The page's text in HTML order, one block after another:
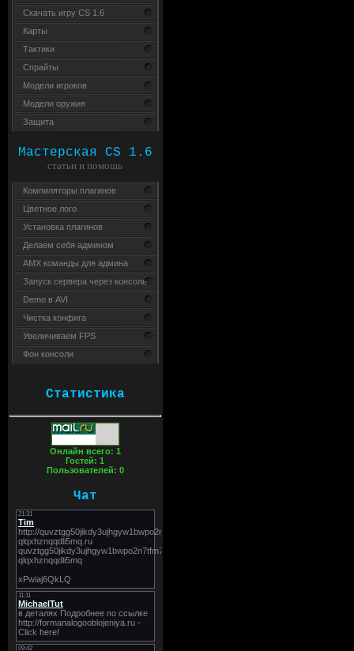
Скачать игру CS 1.6
Карты
Тактики
Спрайты
Модели игроков
Модели оружия
Защита
Мастерская CS 1.6
статьи и помошь
Компиляторы плагинов
Цветное лого
Установка плагинов
Делаем себя админом
AMX команды для админа
Запуск сервера через консоль
Demo в AVI
Чистка конфига
Увеличиваем FPS
Фон консоли
Статистика
Онлайн всего: 1
Гостей:1
Пользователей: 0
Чат